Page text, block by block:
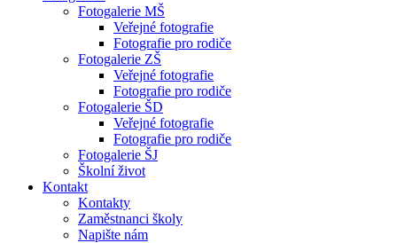
Fotogalerie MŠ
Veřejné fotografie
Fotografie pro rodiče
Fotogalerie ZŠ
Veřejné fotografie
Fotografie pro rodiče
Fotogalerie ŠD
Veřejné fotografie
Fotografie pro rodiče
Fotogalerie ŠJ
Školní život
Kontakt
Kontakty
Zaměstnanci školy
Napište nám